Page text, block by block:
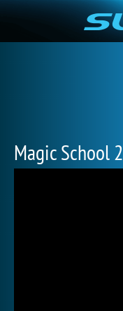
Magic School 2